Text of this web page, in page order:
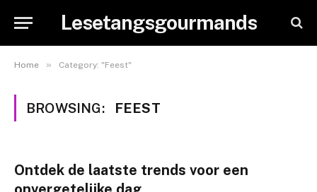
Lesetangsgourmands
Home » Category: "Feest"
BROWSING: FEEST
Ontdek de laatste trends voor een